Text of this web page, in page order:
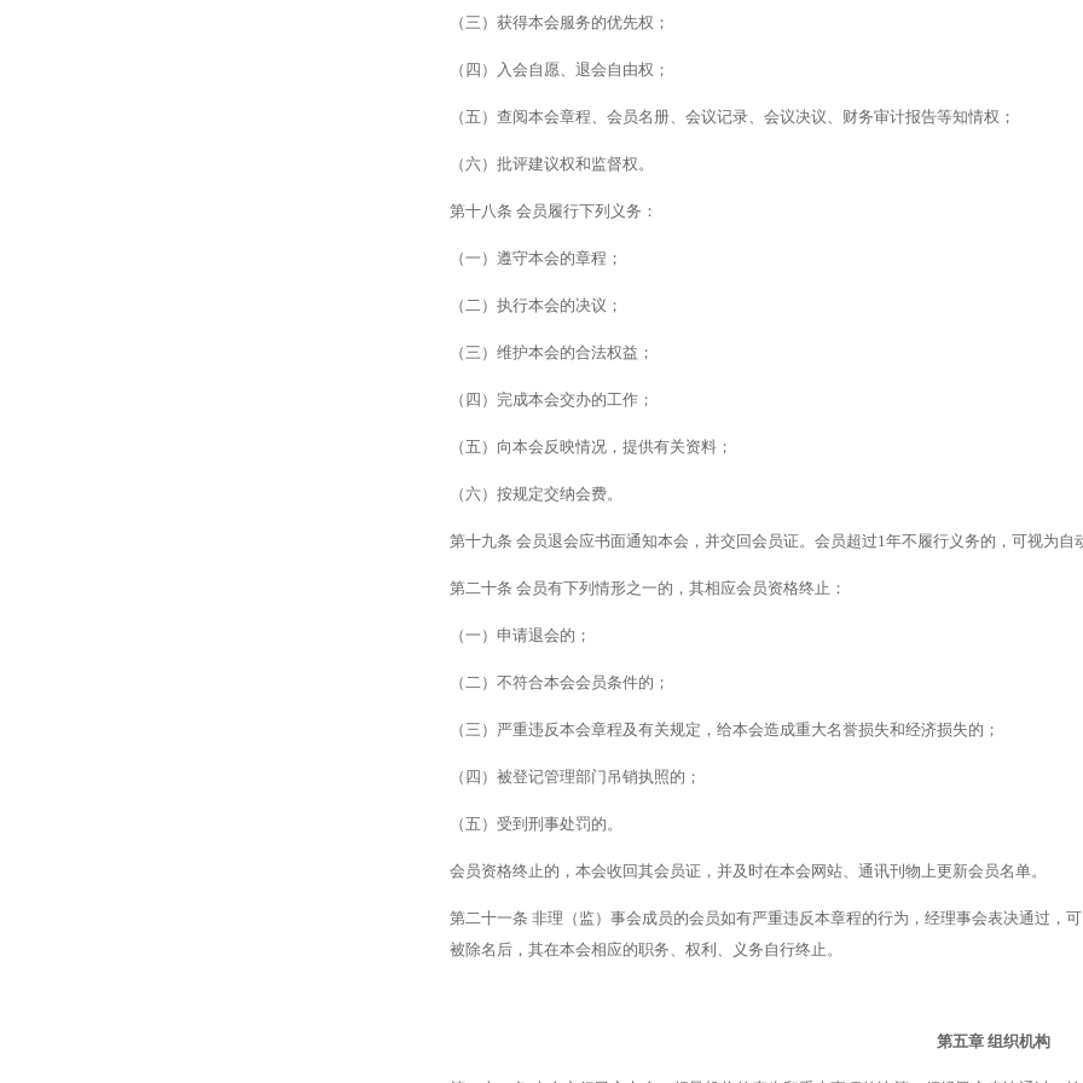
（三） 获得本会服务的优先权；
（四）入会自愿、退会自由权；
（五）查阅本会章程、会员名册、会议记录、会议决议、财务审计报告等知情权；
（六）批评建议权和监督权。
第十八条 会员履行下列义务：
（一）遵守本会的章程；
（二）执行本会的决议；
（三）维护本会的合法权益；
（四）完成本会交办的工作；
（五）向本会反映情况，提供有关资料；
（六）按规定交纳会费。
第十九条 会员退会应书面通知本会，并交回会员证。会员超过1年不履行义务的，可视为自
第二十条 会员有下列情形之一的，其相应会员资格终止：
（一）申请退会的；
（二）不符合本会会员条件的；
（三）严重违反本会章程及有关规定，给本会造成重大名誉损失和经济损失的；
（四）被登记管理部门吊销执照的；
（五）受到刑事处罚的。
会员资格终止的，本会收回其会员证，并及时在本会网站、通讯刊物上更新会员名单。
第二十一条 非理（监）事会成员的会员如有严重违反本章程的行为，经理事会表决通过，
被除名后，其在本会相应的职务、权利、义务自行终止。
第五章 组织机构